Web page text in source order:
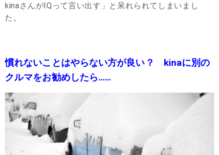
kinaさんがIQって言い出す」と呆れられてしまいまし
た。
慣れないことはやらない方が良い？ kinaに別の
クルマをお勧めしたら……